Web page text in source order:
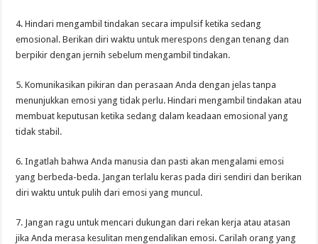
4. Hindari mengambil tindakan secara impulsif ketika sedang
emosional. Berikan diri waktu untuk merespons dengan tenang dan
berpikir dengan jernih sebelum mengambil tindakan.
5. Komunikasikan pikiran dan perasaan Anda dengan jelas tanpa
menunjukkan emosi yang tidak perlu. Hindari mengambil tindakan atau
membuat keputusan ketika sedang dalam keadaan emosional yang
tidak stabil.
6. Ingatlah bahwa Anda manusia dan pasti akan mengalami emosi
yang berbeda-beda. Jangan terlalu keras pada diri sendiri dan berikan
diri waktu untuk pulih dari emosi yang muncul.
7. Jangan ragu untuk mencari dukungan dari rekan kerja atau atasan
jika Anda merasa kesulitan mengendalikan emosi. Carilah orang yang